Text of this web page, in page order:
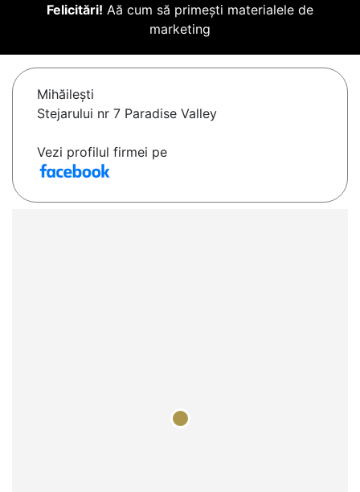
Felicitări! Aă cum să primești materialele de
marketing
Mihăileşti
Stejarului nr 7 Paradise Valley
Vezi profilul firmei pe